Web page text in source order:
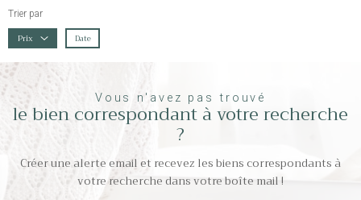
Trier par
Prix Date
Vous n'avez pas trouvé
le bien correspondant à votre recherche
?
Créer une alerte email et recevez les biens correspondants à
votre recherche dans votre boîte mail !